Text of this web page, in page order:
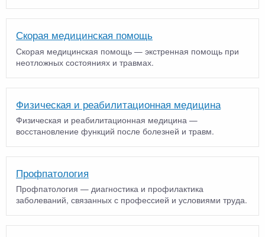
Скорая медицинская помощь
Скорая медицинская помощь — экстренная помощь при
неотложных состояниях и травмах.
Физическая и реабилитационная медицина
Физическая и реабилитационная медицина —
восстановление функций после болезней и травм.
Профпатология
Профпатология — диагностика и профилактика
заболеваний, связанных с профессией и условиями труда.